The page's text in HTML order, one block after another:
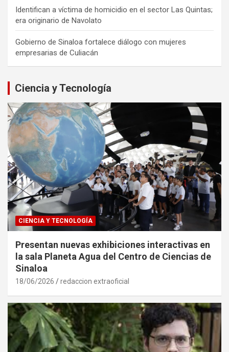
Identifican a víctima de homicidio en el sector Las Quintas;
era originario de Navolato
Gobierno de Sinaloa fortalece diálogo con mujeres
empresarias de Culiacán
Ciencia y Tecnología
CIENCIA Y TECNOLOGÍA
Presentan nuevas exhibiciones interactivas en
la sala Planeta Agua del Centro de Ciencias de
Sinaloa
18/06/2026 redaccion extraoficial